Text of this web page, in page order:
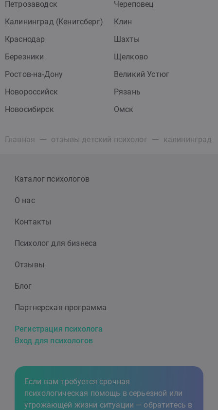
Петрозаводск
Череповец
Калининград (Кенигсберг)
Клин
Краснодар
Шахты
Березники
Щелково
Ростов-на-Дону
Великий Устюг
Новороссийск
Рязань
Новосибирск
Омск
Главная отзывы детский психолог калининград
Каталог психологов
О нас
Контакты
Психолог для бизнеса
Отзывы
Блог
Партнерская программа
Регистрация психолога
Вход для психологов
Если вам требуется срочная
психологическая помощь в серьезной или
угрожающей жизни ситуации — обратитесь в